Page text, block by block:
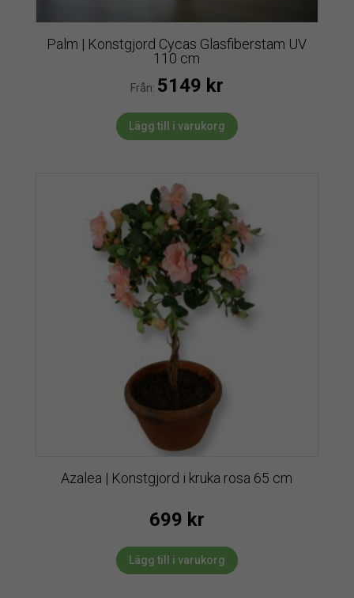
Palm | Konstgjord Cycas Glasfiberstam UV
110 cm
Från: 5149 kr
Lägg till i varukorg
Azalea | Konstgjord i kruka rosa 65 cm
699 kr
Lägg till i varukorg